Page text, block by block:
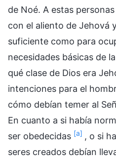
de Noé. A estas
con el aliento de Jehová
suficiente como para
necesidades básicas de
qué clase de Dios era
intenciones para el
cómo debían temer al
En cuanto a si había
ser obedecidas [a] , o si
seres creados debían